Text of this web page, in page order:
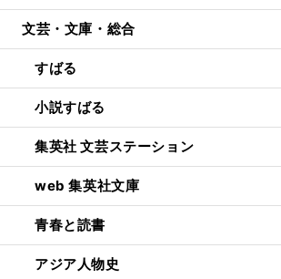
文芸・文庫・総合
すばる
小説すばる
集英社 文芸ステーション
web 集英社文庫
青春と読書
アジア人物史